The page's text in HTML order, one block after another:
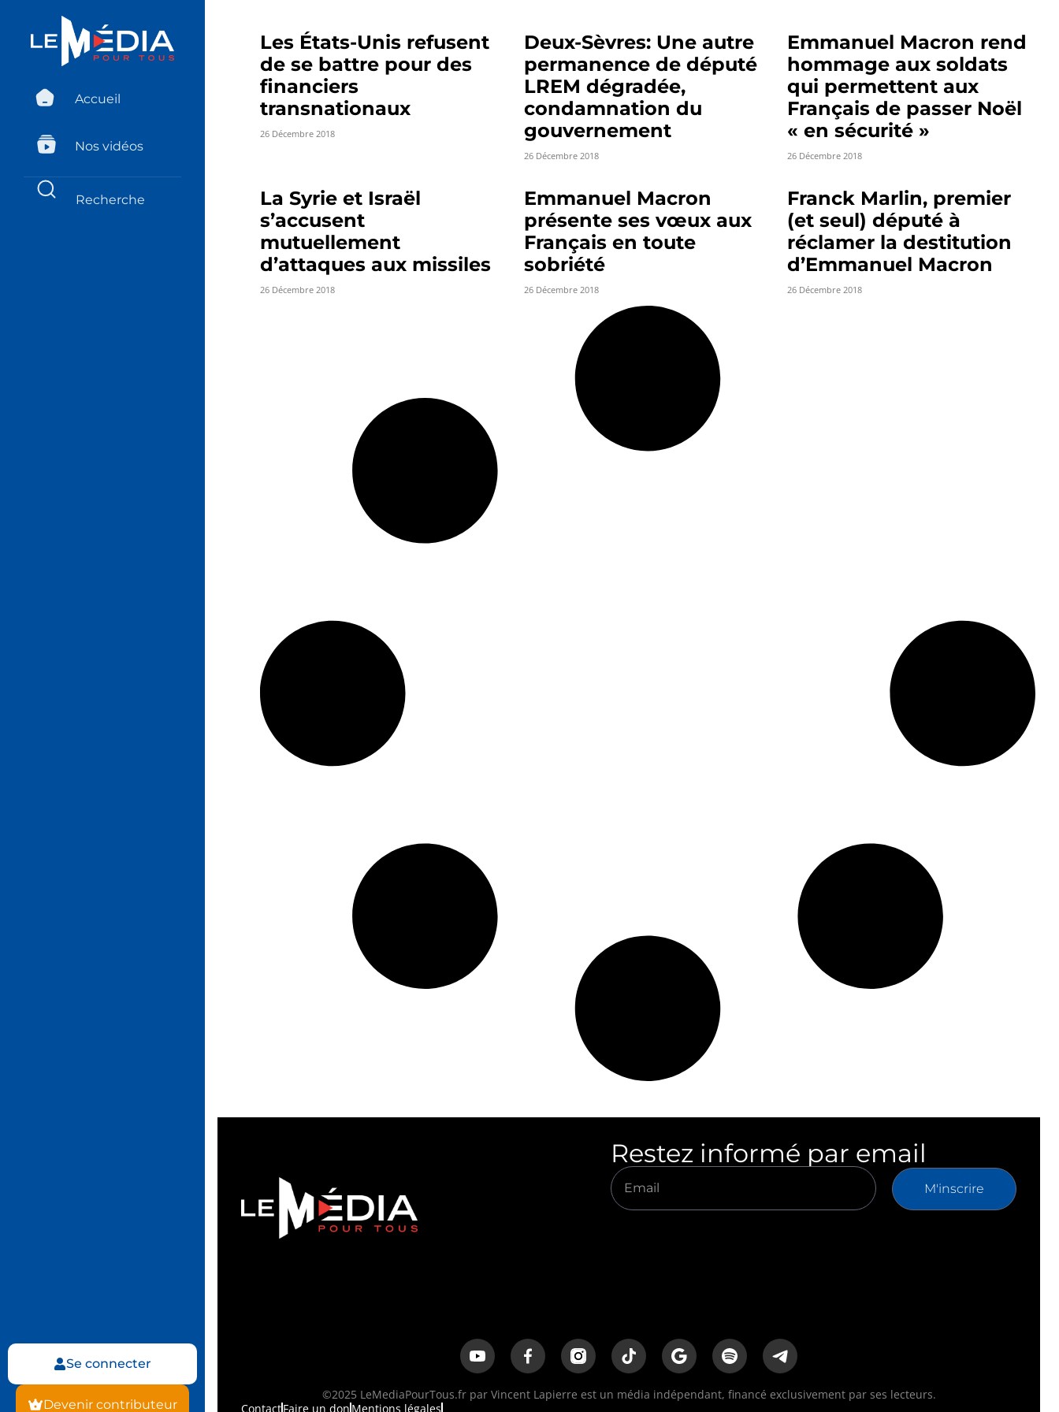
Accueil
Nos vidéos
Se connecter
Devenir contributeur
Les États-Unis refusent
de se battre pour des
financiers
transnationaux
26 Décembre 2018
Deux-Sèvres: Une autre
permanence de député
LREM dégradée,
condamnation du
gouvernement
26 Décembre 2018
Emmanuel Macron rend
hommage aux soldats
qui permettent aux
Français de passer Noël
« en sécurité »
26 Décembre 2018
La Syrie et Israël
s’accusent
mutuellement
d’attaques aux missiles
26 Décembre 2018
Emmanuel Macron
présente ses vœux aux
Français en toute
sobriété
26 Décembre 2018
Franck Marlin, premier
(et seul) député à
réclamer la destitution
d’Emmanuel Macron
26 Décembre 2018
Restez informé par email
M'inscrire
©2025 LeMediaPourTous.fr par Vincent Lapierre est un média indépendant, financé exclusivement par ses lecteurs.
ContactFaire un don Mentions légales